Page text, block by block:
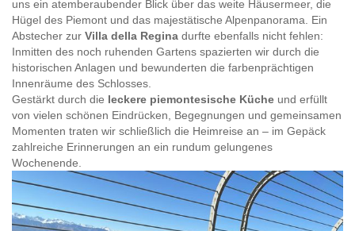
uns ein atemberaubender Blick über das weite Häusermeer, die
Hügel des Piemont und das majestätische Alpenpanorama. Ein
Abstecher zur Villa della Regina durfte ebenfalls nicht fehlen:
Inmitten des noch ruhenden Gartens spazierten wir durch die
historischen Anlagen und bewunderten die farbenprächtigen
Innenräume des Schlosses.
Gestärkt durch die leckere piemontesische Küche und erfüllt
von vielen schönen Eindrücken, Begegnungen und gemeinsamen
Momenten traten wir schließlich die Heimreise an – im Gepäck
zahlreiche Erinnerungen an ein rundum gelungenes
Wochenende.